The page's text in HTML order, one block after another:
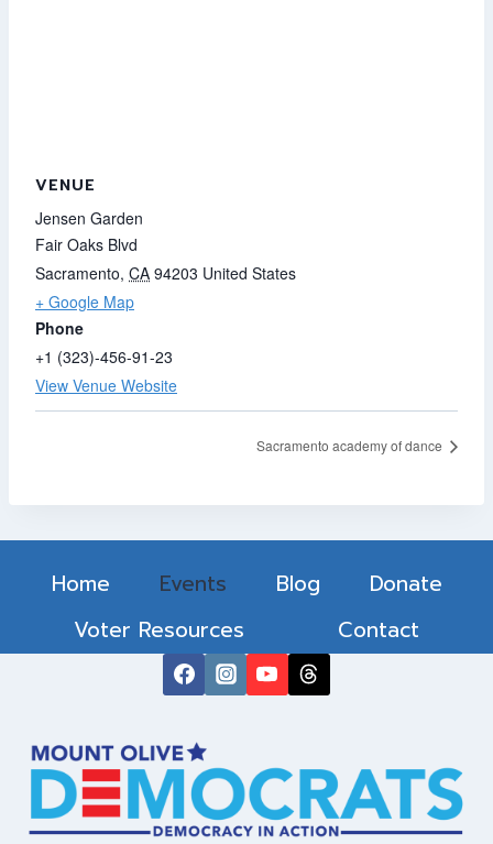
VENUE
Jensen Garden
Fair Oaks Blvd
Sacramento, CA 94203 United States
+ Google Map
Phone
+1 (323)-456-91-23
View Venue Website
Sacramento academy of dance
Home Events Blog
Donate
Voter Resources
Contact